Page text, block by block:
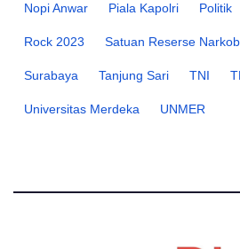
Nopi Anwar Piala Kapolri Politik
Rock 2023 Satuan Reserse
Surabaya Tanjung Sari TNI
Universitas Merdeka UNMER